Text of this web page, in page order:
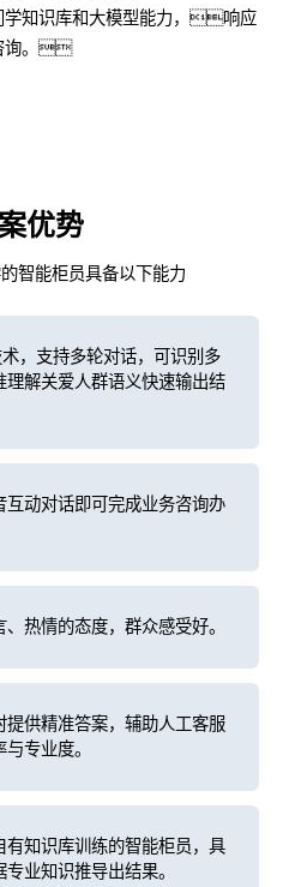
学知识库和大模型能力，响应
询。
优势
智能柜员具备以下能力
，支持多轮对话，可识别多
解关爱人群语义快速输出结
互动对话即可完成业务咨询办
热情的态度，群众感受好。
供精准答案，辅助人工客服
专业度。
有知识库训练的智能柜员，具
业知识推导出结果。